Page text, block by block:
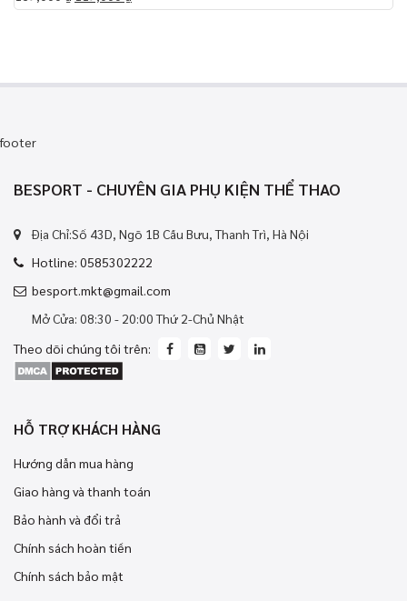
footer
BESPORT - CHUYÊN GIA PHỤ KIỆN THỂ THAO
Địa Chỉ:Số 43D, Ngõ 1B Cầu Bưu, Thanh Trì, Hà Nội
Hotline: 0585302222
besport.mkt@gmail.com
Mở Cửa: 08:30 - 20:00 Thứ 2-Chủ Nhật
Theo dõi chúng tôi trên:
HỖ TRỢ KHÁCH HÀNG
Hướng dẫn mua hàng
Giao hàng và thanh toán
Bảo hành và đổi trả
Chính sách hoàn tiền
Chính sách bảo mật